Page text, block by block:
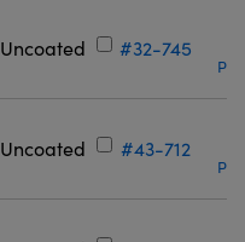
Uncoated #32-745
Uncoated #43-712